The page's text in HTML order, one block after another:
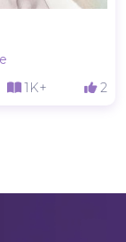
1K+ 2